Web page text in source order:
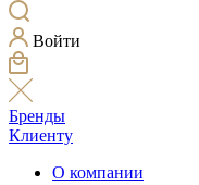
Войти
Бренды
Клиенту
О компании